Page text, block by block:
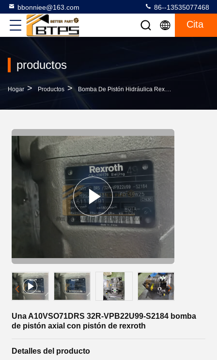
bbonniee@163.com 86--13535077468
Cita
productos
Hogar > Productos > Bomba De Pistón Hidráulica Rexroth
Una A10VSO71DRS 32R-VPB22U99-S2184 bomba
de pistón axial con pistón de rexroth
Detalles del producto